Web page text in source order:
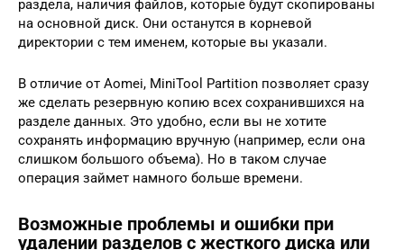
раздела, наличия файлов, которые будут скопированы
на основной диск. Они останутся в корневой
директории с тем именем, которые вы указали.
В отличие от Aomei, MiniTool Partition позволяет сразу
же сделать резервную копию всех сохранившихся на
разделе данных. Это удобно, если вы не хотите
сохранять информацию вручную (например, если она
слишком большого объема). Но в таком случае
операция займет намного больше времени.
Возможные проблемы и ошибки при
удалении разделов с жесткого диска или